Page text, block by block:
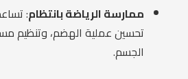
ممارسة الرياضة بانتظام:
تحسين عملية الهضم، وتنظيم
الجسم.